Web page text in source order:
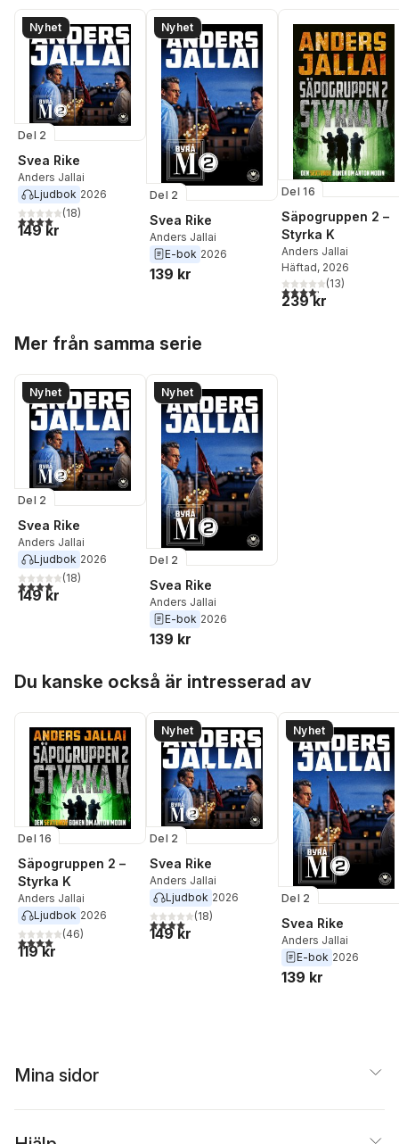
Nyhet
Del 2
Svea Rike
Anders Jallai
Ljudbok 2026
4,0utav 5 stjärnor. Totalt antal röster:
(18)
149 kr
Nyhet
Del 2
Svea Rike
Anders Jallai
E-bok 2026
139 kr
Del 16
Säpogruppen 2 –
Styrka K
Anders Jallai
Häftad, 2026
4,2utav 5 stjärnor.
(13)
239 kr
Mer från samma serie
Nyhet
Del 2
Svea Rike
Anders Jallai
Ljudbok 2026
4,0utav 5 stjärnor. Totalt antal röster:
(18)
149 kr
Nyhet
Del 2
Svea Rike
Anders Jallai
E-bok 2026
139 kr
Du kanske också är intresserad av
Del 16
Säpogruppen 2 –
Styrka K
Anders Jallai
Ljudbok 2026
4,0utav 5 stjärnor. Totalt antal röster:
(46)
119 kr
Nyhet
Del 2
Svea Rike
Anders Jallai
Ljudbok 2026
4,0utav 5 stjärnor. Totalt antal röster:
(18)
149 kr
Nyhet
Del 2
Svea Rike
Anders Jallai
E-bok 2026
139 kr
Mina sidor